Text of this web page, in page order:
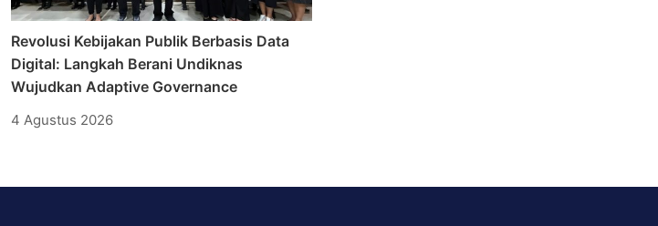
Revolusi Kebijakan Publik Berbasis Data
Digital: Langkah Berani Undiknas
Wujudkan Adaptive Governance
4 Agustus 2026